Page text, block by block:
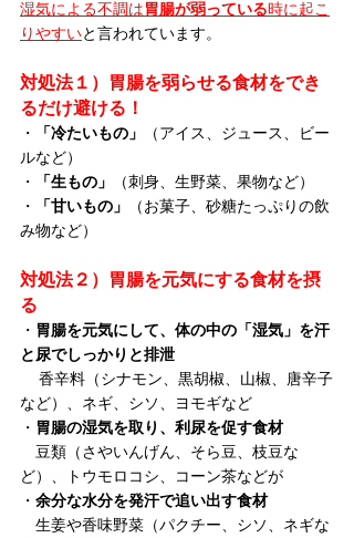
湿気による不調は胃腸が弱っている時に起こ
りやすいと言われています。
対処法１）胃腸を弱らせる食材をでき
るだけ避ける！
・ 「冷たいもの」
（アイス、ジュース、ビー
ルなど）
・
「生もの」
（刺身、生野菜、果物など）
・
「甘いもの」
（お菓子、砂糖たっぷりの飲
み物など）
対処法２）胃腸を元気にする食材を摂
る
・ 胃腸を元気にして、体の中の「湿気」を汗
と尿でしっかりと排泄
香辛料（シナモン、黒胡椒、山椒、唐辛子
など）、ネギ、シソ、ヨモギなど
・ 胃腸の湿気を取り、利尿を促す食材
豆類（さやいんげん、そら豆、枝豆な
ど）、トウモロコシ、コーン茶などが
・ 余分な水分を発汗で追い出す食材
生姜や香味野菜（パクチー、シソ、ネギな